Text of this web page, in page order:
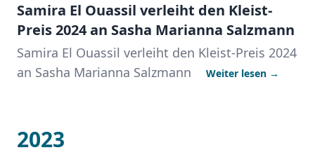
Samira El Ouassil verleiht den Kleist-
Preis 2024 an Sasha Marianna Salzmann
Samira El Ouassil verleiht den Kleist-Preis 2024
an Sasha Marianna Salzmann
Weiter lesen →
2023